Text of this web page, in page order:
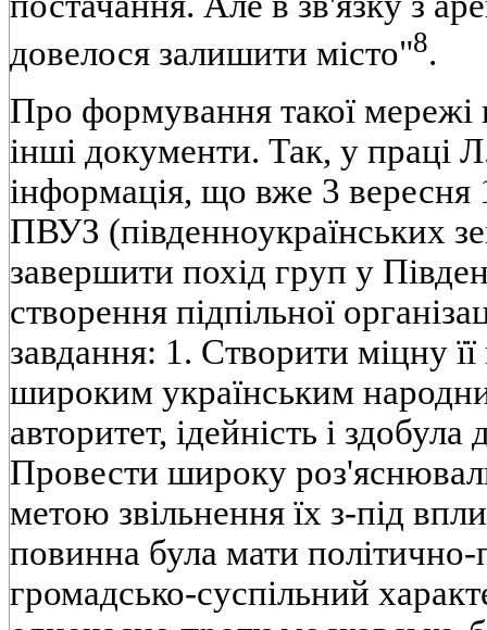
довелося залишити місто"8.
Про формування такої мережі
інші документи. Так, у праці
інформація, що вже 3
ПВУЗ (південноукраїнських
завершити похід груп у
створення підпільної
завдання: 1. Створити міцну
широким українським
авторитет, ідейність і
Провести широку
метою звільнення їх з-під
повинна була мати
громадсько-суспільний